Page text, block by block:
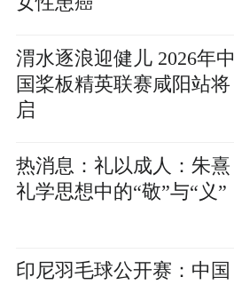
渭水逐浪迎健儿 2026年中
国桨板精英联赛咸阳站将
启
热消息：礼以成人：朱熹
礼学思想中的“敬”与“义”
印尼羽毛球公开赛：中国